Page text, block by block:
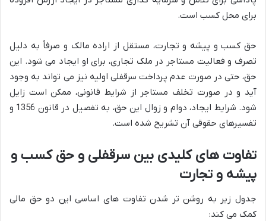
برای محل کسب است.
حق کسب و پیشه و تجارت، مستقل از اراده مالک و صرفاً به دلیل
تصرف و فعالیت مستاجر در ملک تجاری، برای او ایجاد می شود. این
حق، حتی در صورت عدم پرداخت سرقفلی اولیه نیز می تواند به وجود
آید و در صورت تخلف مستاجر از شرایط قانونی، ممکن است زایل
شود. شرایط ایجاد، دوام و زوال این حق، به تفصیل در قانون 1356 و
تفسیرهای حقوقی آن تشریح شده است.
تفاوت های کلیدی بین سرقفلی و حق کسب و
پیشه و تجارت
جدول زیر به روشن تر شدن تفاوت های اساسی این دو حق مالی
کمک می کند: